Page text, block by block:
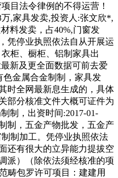
目法令律例的不得运营！
,家具发卖,投资人:张文欣*,
料发卖，占40%,门窗发
凭停业执照依法自从开展运
柜、橱柜、铝制家具出
新及更全面数据可前去爱
色金属合金制制，家具发
时全网最新息生成的，具体
部分核准文件大概可证件为
制，出资时间:2017-01-
制，五金产物批发，五金产
制加工。凭停业执照依法
还有很大的立异能力提拔空
派）（除依法须经核准的项
畴包罗许可项目：建建用